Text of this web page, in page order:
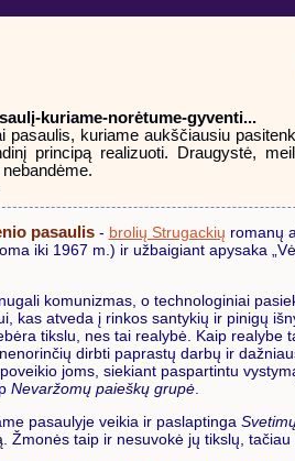
kuriame-norėtume-gyventi...
pasaulis, kuriame aukščiausiu
principą realizuoti. Draugystė,
pasaulis- brolių Strugackių romanų
iki 1967 m.) ir užbaigiant apysaka
komunizmas, o technologiniai
kas atveda į rinkos santykių ir pinigų
tikslu, nes tai realybė. Kaip realybe
dirbti paprastų darbų ir
joms, siekiant paspartintu
Nevaržomų paieškų grupė.
pasaulyje veikia ir paslaptinga
Žmonės taip ir nesuvokė jų tikslų,